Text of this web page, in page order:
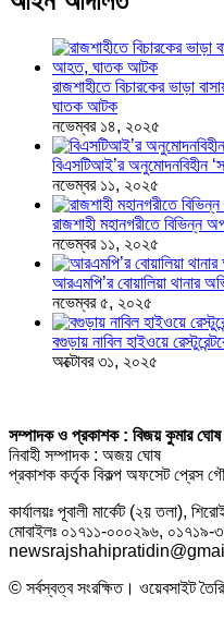
রাজশাহীতে বিচারকের ভাড়া
ঘাতক আটক
নভেম্বর ১৪, ২০২৫
বিএসটিআই’র অনুমোদনবিহীন
নভেম্বর ১১, ২০২৫
রাজশাহী মহানগরীতে বিভিন্ন
নভেম্বর ১১, ২০২৫
আরএমপি’র বোয়ালিয়া থানার
নভেম্বর ৫, ২০২৫
বগুড়ায় নাবিল হাইওয়ে
অক্টোবর ৩১, ২০২৫
সম্পাদক ও প্রকাশক : বিজয় কুমার ঘোষ
নিবাহী সম্পাদক : অজয় ঘোষ
প্রকাশক কর্তৃক বিকল্প অফসেট প্রেস
কার্যালয়ঃ পূবালী মার্কেট (২য় তলা),
মোবাইলঃ ০১৭১১-০০০২৯৬,
© সর্বস্বত্ব সংরক্ষিত। ওয়েবসাইট